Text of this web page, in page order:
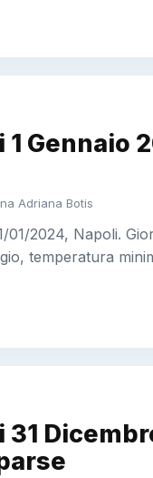
1 Gennaio
Adriana Botis
01/2024, Napoli.
temperatura
31